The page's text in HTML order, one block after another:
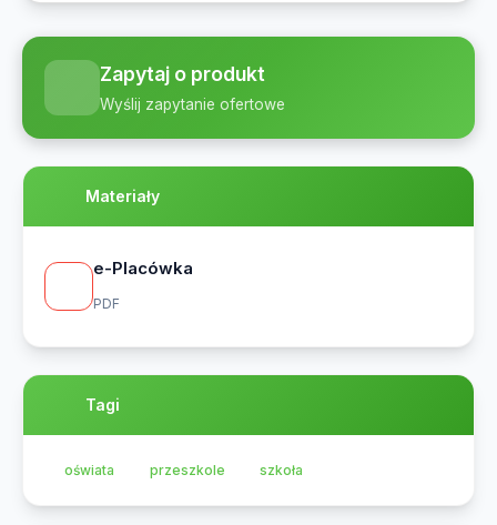
Zapytaj o produkt
Wyślij zapytanie ofertowe
Materiały
e-Placówka
PDF
Tagi
oświata przeszkole szkoła